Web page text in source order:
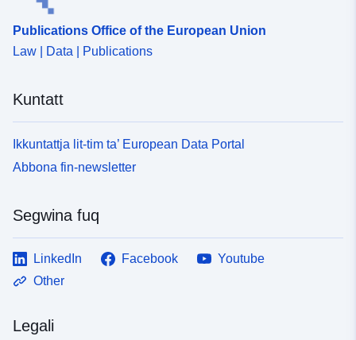
Publications Office of the European Union
Law | Data | Publications
Kuntatt
Ikkuntattja lit-tim ta’ European Data Portal
Abbona fin-newsletter
Segwina fuq
LinkedIn Facebook
Youtube
Other
Legali